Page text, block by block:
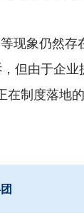
现象仍然
但由于企
制度落地